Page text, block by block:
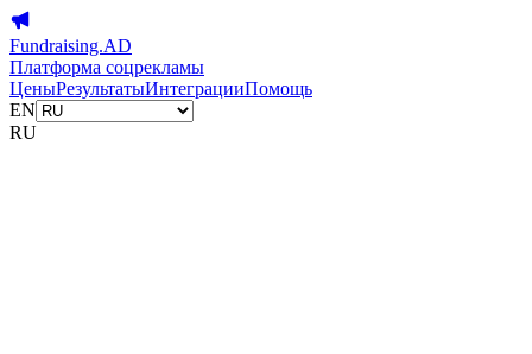
Fundraising.AD
Платформа соцрекламы
ЦеныРезультатыИнтеграцииПомощь
EN
RU